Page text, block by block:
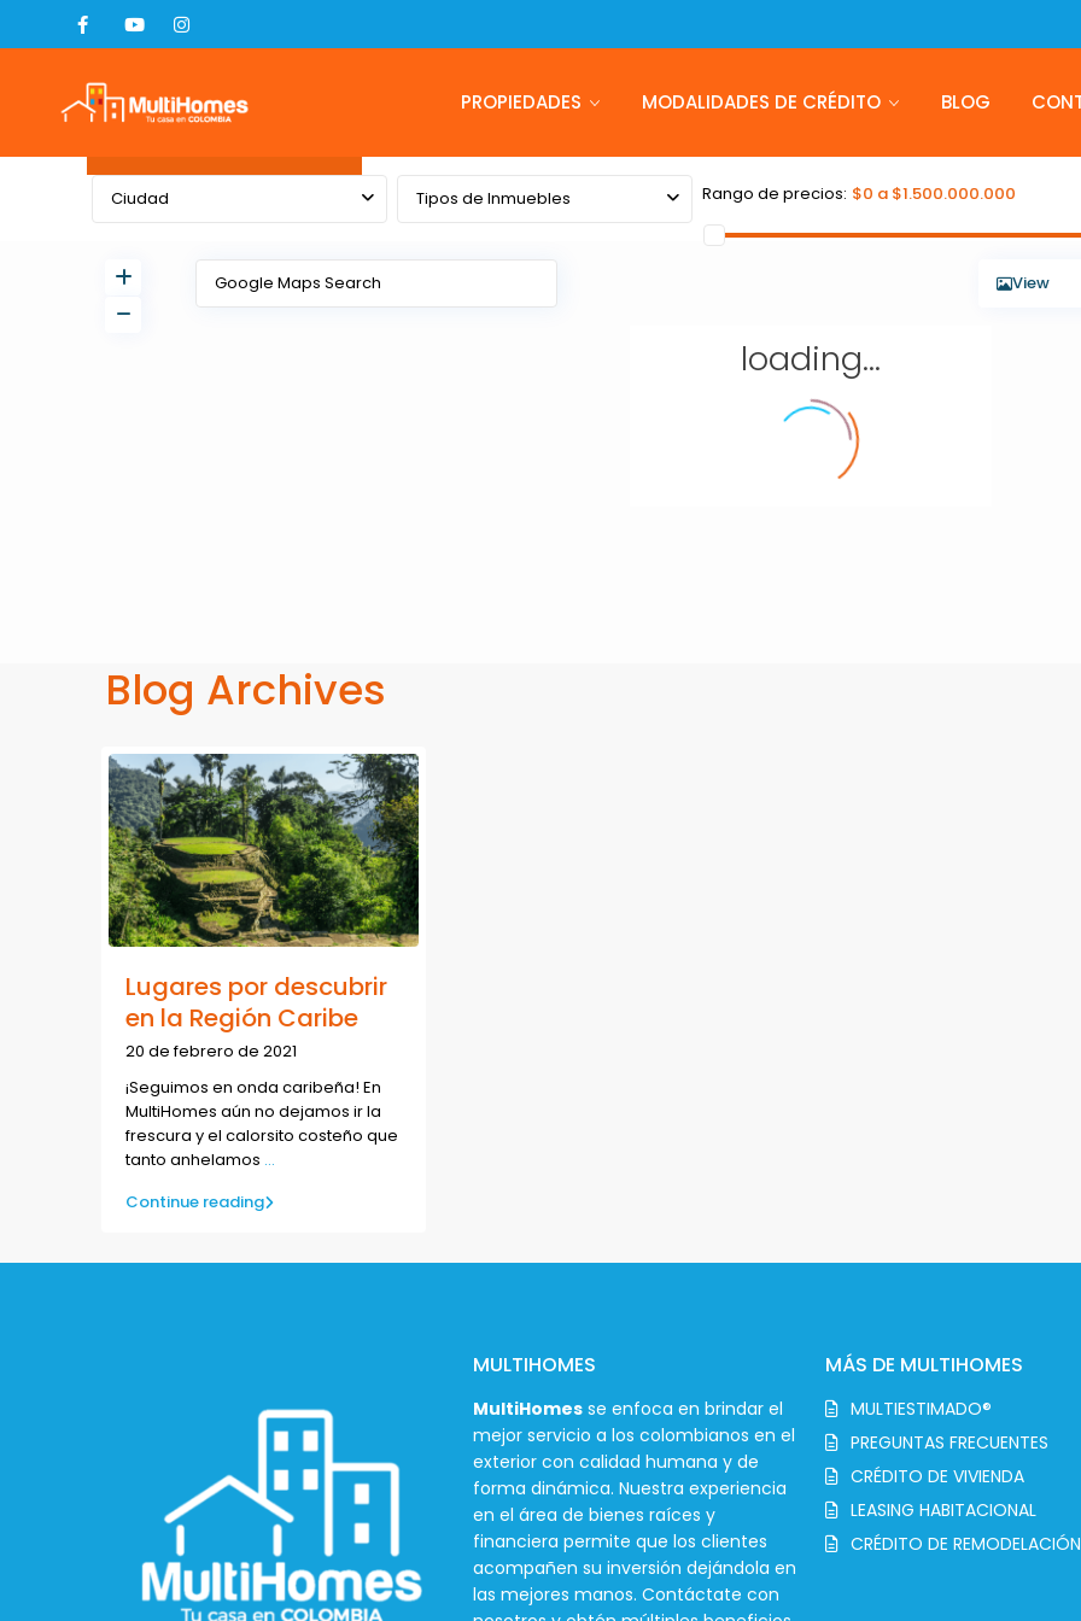
PROPIEDADES MODALIDADES DE CRÉDITO BLOG
Ciudad Tipos de Inmuebles Rango de precios: $0 a $1.500.000.000
loading...
View
Blog Archives
Lugares por descubrir
en la Región Caribe
20 de febrero de 2021
¡Seguimos en onda caribeña! En
MultiHomes aún no dejamos ir la
frescura y el calorsito costeño que
tanto anhelamos ...
Continue reading
MULTIHOMES
MultiHomesse enfoca en brindar el
mejor servicio a los colombianos en el
exterior con calidad humana y de
forma dinámica. Nuestra experiencia
en el área de bienes raíces y
financiera permite que los clientes
acompañen su inversión dejándola en
las mejores manos. Contáctate con
MÁS DE MULTIHOMES
MULTIESTIMADO®
PREGUNTAS FRECUENTES
CRÉDITO DE VIVIENDA
LEASING HABITACIONAL
CRÉDITO DE REMODELACIÓN